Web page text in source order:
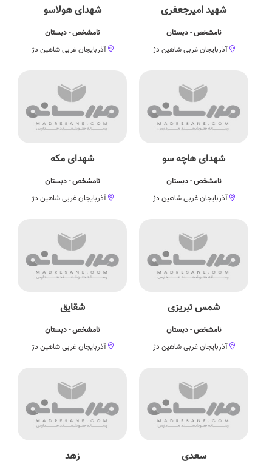
شهید امیرجعفری
نامشخص - دبستان
آذربایجان غربی شاهین دژ
شهدای هولاسو
نامشخص - دبستان
آذربایجان غربی شاهین دژ
شهدای هاچه سو
نامشخص - دبستان
آذربایجان غربی شاهین دژ
شهدای مکه
نامشخص - دبستان
آذربایجان غربی شاهین دژ
شمس تبریزی
نامشخص - دبستان
آذربایجان غربی شاهین دژ
شقایق
نامشخص - دبستان
آذربایجان غربی شاهین دژ
سعدی زهد